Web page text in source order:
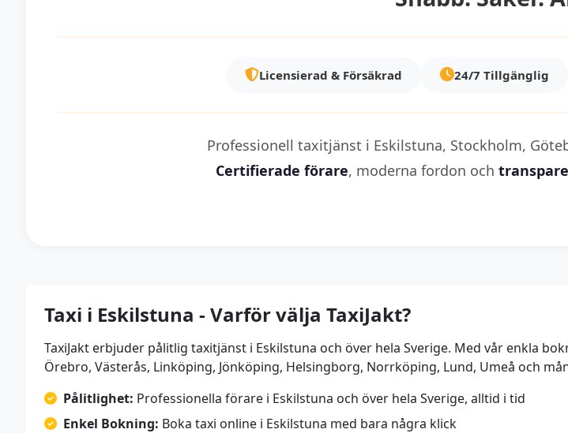
Licensierad & Försäkrad 24/7 Tillgänglig
Professionell taxitjänst i Eskilstuna, Stockholm,
Certifierade förare, moderna fordon och
Taxi i Eskilstuna - Varför välja TaxiJakt?
TaxiJakt erbjuder pålitlig taxitjänst i Eskilstuna och över hela Sverige. Med vår enkla
Örebro, Västerås, Linköping, Jönköping, Helsingborg, Norrköping, Lund, Umeå och
Pålitlighet: Professionella förare i Eskilstuna och över hela Sverige, alltid i tid
Enkel Bokning: Boka taxi online i Eskilstuna med bara några klick